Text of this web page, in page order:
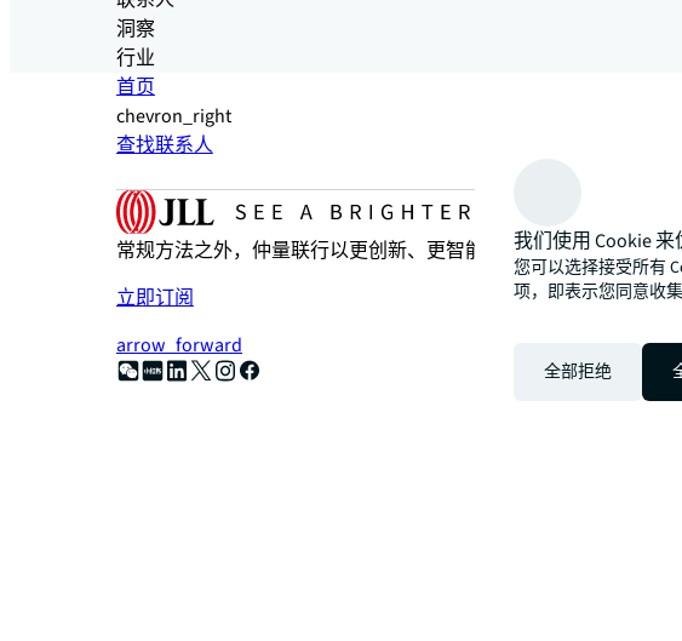
洞察
行业
首页
chevron_right
查找联系人
常规方法之外，仲量联行以更创新、更智能、更人性化的专业方
立即订阅
arrow_forward
我们使用 Cookie 来
您可以选择接受所有
项，即表示您同意收
全部拒绝